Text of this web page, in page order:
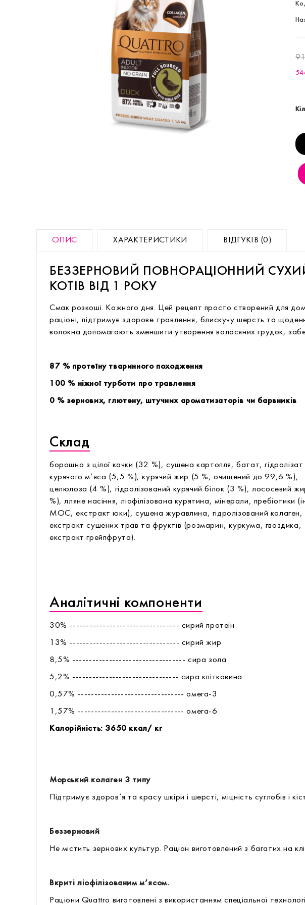
ОПИС ХАРАКТЕРИСТИКИ ВІДГУКІВ (0)
БЕЗЗЕРНОВИЙ ПОВНОРАЦІОННИЙ
КОТІВ ВІД 1 РОКУ
Смак розкоші. Кожного дня. Цей рецепт просто створений для
раціоні, підтримує здорове травлення, блискучу шерсть та
волокна допомагають зменшити утворення волосяних грудок,
87 % протеїну тваринного походження
100 % ніжної турботи про травлення
0 % зернових, глютену, штучних ароматизаторів чи барвників
Склад
борошно з цілої качки (32 %), сушена картопля, батат, гідролізат
курячого м’яса (5,5 %), курячий жир (5 %, очищений до 99,6 %),
целюлоза (4 %), гідролізований курячий білок (3 %), лососевий
%), лляне насіння, ліофілізована курятина, мінерали, пребіотики
МОС, екстракт юки), сушена журавлина, гідролізований колаген,
екстракт сушених трав та фруктів (розмарин, куркумa, гвоздикa,
екстракт грейпфрута).
Аналітичні компоненти
30% --------------------------------- сирий протеїн
13% --------------------------------- сирий жир
8,5% ---------------------------------- сира зола
5,2% -------------------------------- сира клітковина
0,57% -------------------------------- омега-3
1,57% -------------------------------- омега-6
Калорійність: 3650 ккал/ кг
Морський колаген 3 типу
Підтримує здоров’я та красу шкіри і шерсті, міцність суглобів і
Беззерновий
Не містить зернових культур. Раціон виготовлений з багатих на
Вкриті ліофілізованим м’ясом.
Раціони Quattro виготовлені з використанням спеціальної